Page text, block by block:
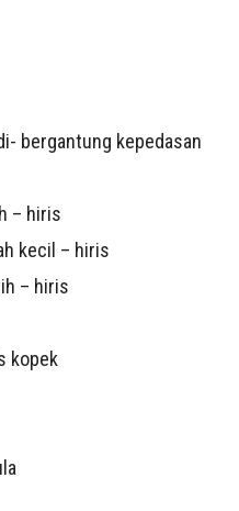
bergantung kepedasan
– hiris
kecil – hiris
– hiris
kopek